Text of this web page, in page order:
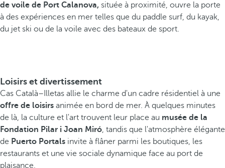
de voile de Port Calanova, située à proximité, ouvre la porte
à des expériences en mer telles que du paddle surf, du kayak,
du jet ski ou de la voile avec des bateaux de sport.
Loisirs et divertissement
Cas Català–Illetas allie le charme d'un cadre résidentiel à une
offre de loisirs animée en bord de mer. À quelques minutes
de là, la culture et l'art trouvent leur place au musée de la
Fondation Pilar i Joan Miró, tandis que l'atmosphère élégante
de Puerto Portals invite à flâner parmi les boutiques, les
restaurants et une vie sociale dynamique face au port de
plaisance.